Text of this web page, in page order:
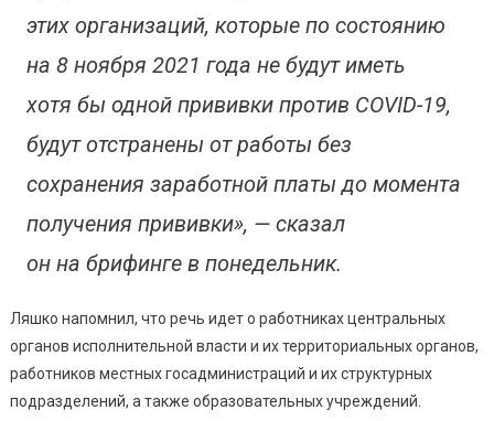
этих организаций, которые по состоянию
на 8 ноября 2021 года не будут иметь
хотя бы одной прививки против COVID-19,
будут отстранены от работы без
сохранения заработной платы до момента
получения прививки», — сказал
он на брифинге в понедельник.
Ляшко напомнил, что речь идет о работниках центральных
органов исполнительной власти и их территориальных органов,
работников местных госадминистраций и их структурных
подразделений, а также образовательных учреждений.